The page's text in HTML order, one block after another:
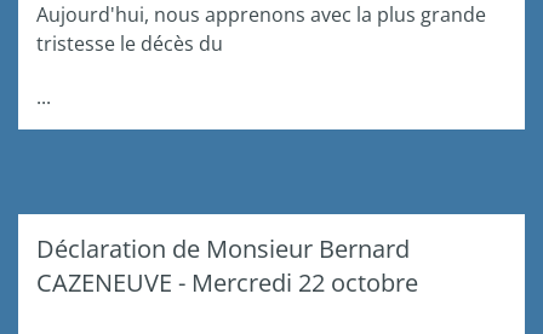
Aujourd'hui, nous apprenons avec la plus grande
tristesse le décès du
...
Déclaration de Monsieur Bernard
CAZENEUVE - Mercredi 22 octobre